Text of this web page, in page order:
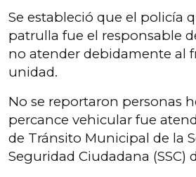
Se estableció que el policía
patrulla fue el responsable
no atender debidamente al
unidad.
No se reportaron personas
percance vehicular fue
de Tránsito Municipal de la
Seguridad Ciudadana (SSC)